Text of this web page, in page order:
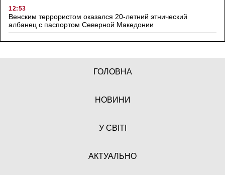
12:53
Венским террористом оказался 20-летний этнический
албанец с паспортом Северной Македонии
ГОЛОВНА
НОВИНИ
У СВІТІ
АКТУАЛЬНО